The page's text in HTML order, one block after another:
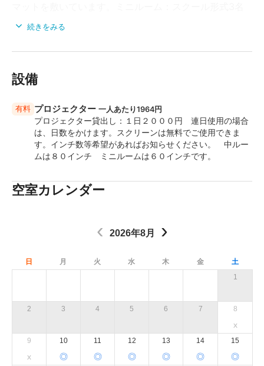
ーの有料貸出、スクリーンは無料、駐車場も有りま
小ルーム
スクール形式：2名掛け～２８名（3名掛け４２名まで）
ホワイトボード：無料（マーカー付き）
※プロジェクターは、別途１回2200円
テレビモニター ＳＯＮＹ BRAVIA ４Ｋ ６５イン
チ ３３００円
その他、備品無料、有料
ＪＲ徳島駅 徒歩6分
続きをみる
設備
有料 プロジェクター 一人あたり1964円
プロジェクター貸出し：１日２０００円 連日使用の場合
は、日数をかけます。スクリーンは無料でご使用できま
す。インチ数等希望があればお知らせください。 中ルー
ムは８０インチ ミニルームは６０インチです。
空室カレンダー
‹ 2026年8月 ›
日 月 火 水 木 金
土
1
2 3 4 5 6 7 8
x
9
x
10
◎
11
◎
12
◎
13
◎
14
◎
15
◎